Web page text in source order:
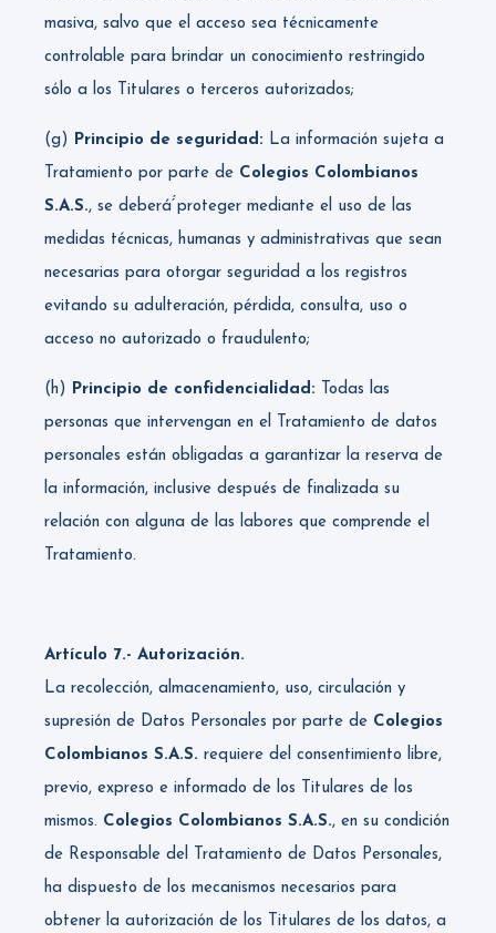
masiva, salvo que el acceso sea técnicamente
controlable para brindar un conocimiento restringido
sólo a los Titulares o terceros autorizados;
(g) Principio de seguridad: La información sujeta a
Tratamiento por parte de Colegios Colombianos
S.A.S., se deberá́́ proteger mediante el uso de las
medidas técnicas, humanas y administrativas que sean
necesarias para otorgar seguridad a los registros
evitando su adulteración, pérdida, consulta, uso o
acceso no autorizado o fraudulento;
(h) Principio de confidencialidad: Todas las
personas que intervengan en el Tratamiento de datos
personales están obligadas a garantizar la reserva de
la información, inclusive después de finalizada su
relación con alguna de las labores que comprende el
Tratamiento.
Artículo 7.- Autorización.
La recolección, almacenamiento, uso, circulación y
supresión de Datos Personales por parte de Colegios
Colombianos S.A.S. requiere del consentimiento libre,
previo, expreso e informado de los Titulares de los
mismos. Colegios Colombianos S.A.S., en su condición
de Responsable del Tratamiento de Datos Personales,
ha dispuesto de los mecanismos necesarios para
obtener la autorización de los Titulares de los datos, a